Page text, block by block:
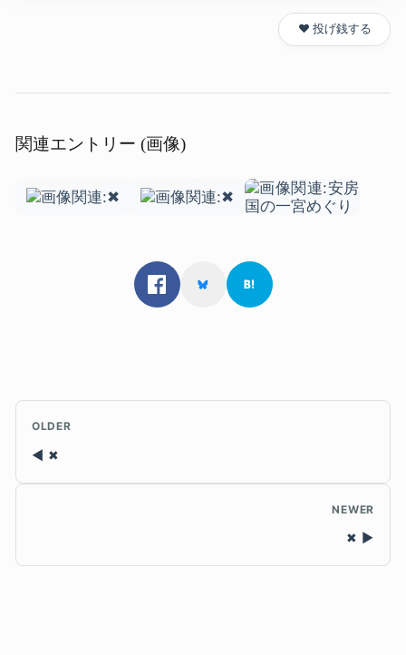
❤️ 投げ銭する
関連エントリー (画像)
OLDER
✖
NEWER
✖